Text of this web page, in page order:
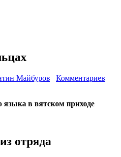
Майбуров
Комментариев
языка в вятском приходе
отряда